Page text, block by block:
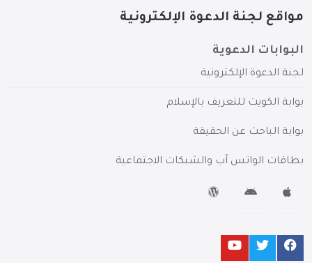
مواقع لجنة الدعوة الإلكترونية
البوابات الدعوية
لجنة الدعوة الإلكترونية
بوابة الكويت للتعريف بالإسلام
بوابة الباحث عن الحقيقة
بطاقات الواتس آب والشبكات الاجتماعية